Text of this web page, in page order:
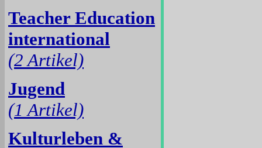
Teacher Education
international
(2 Artikel)
Jugend
(1 Artikel)
Kulturleben &